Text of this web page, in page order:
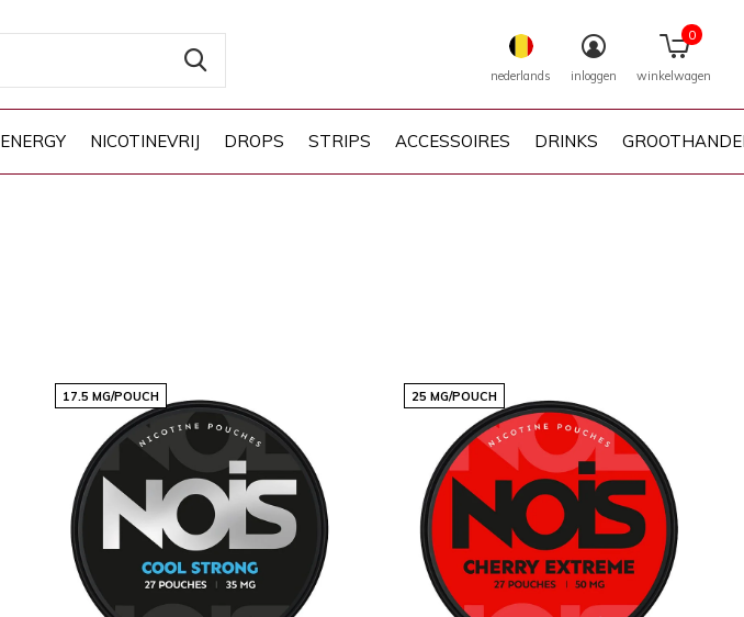
ENERGY NICOTINEVRIJ DROPS STRIPS ACCESSOIRES DRINKS
nederlands inloggen winkelwagen
0
17.5 MG/POUCH 25 MG/POUCH